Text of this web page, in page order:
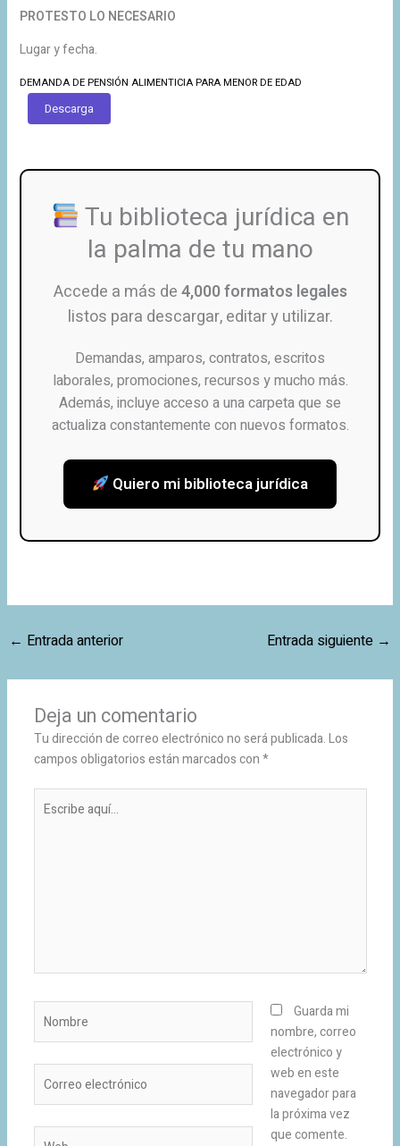
PROTESTO LO NECESARIO
Lugar y fecha.
DEMANDA DE PENSIÓN ALIMENTICIA PARA MENOR DE EDAD
Descarga
Tu biblioteca jurídica en
la palma de tu mano
Accede a más de4,000 formatos legales
listos para descargar, editar y utilizar.
Demandas, amparos, contratos, escritos
laborales, promociones, recursos y mucho más.
Además, incluye acceso a una carpeta que se
actualiza constantemente con nuevos formatos.
Quiero mi biblioteca jurídica
← Entrada anterior Entrada siguiente →
Deja un comentario
Tu dirección de correo electrónico no será publicada.Los
campos obligatorios están marcados con*
aquí...
electrónico
Guarda mi
nombre, correo
electrónico y
web en este
navegador para
la próxima vez
que comente.